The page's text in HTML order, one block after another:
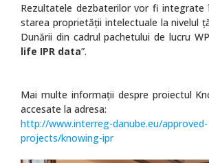
Rezultatele dezbaterilor vor fi integrate
starea proprietății intelectuale la nivelul
Dunării din cadrul pachetului de lucru
life IPR data”.
Mai multe informaţii despre proiectul
accesate la adresa:
http://www.interreg-danube.eu/approved-
projects/knowing-ipr